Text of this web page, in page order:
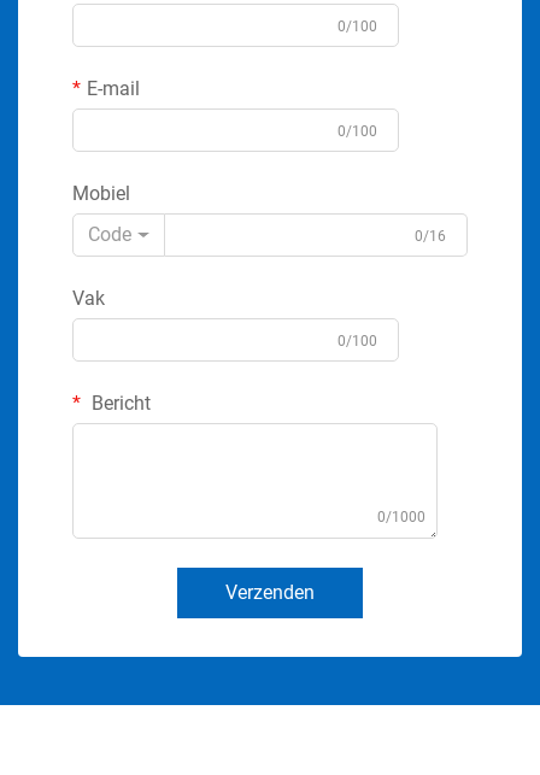
0/100
E-mail
0/100
Mobiel
Code
0/16
Vak
0/100
Bericht
0/1000
Verzenden